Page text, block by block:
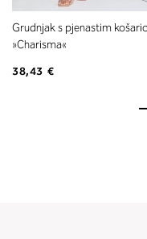
Grudnjak s pjenastim
»Charisma«
38,43 €